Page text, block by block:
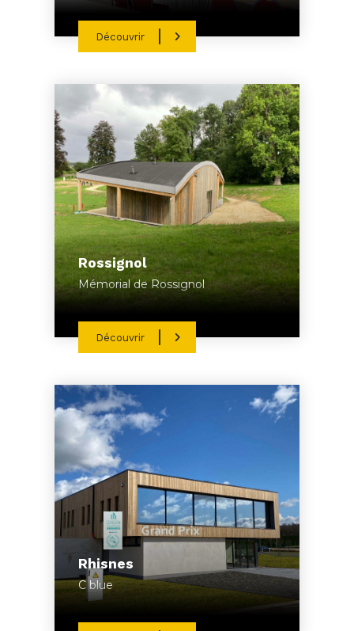
Découvrir
Rossignol
Mémorial de Rossignol
Découvrir
Rhisnes
C blue